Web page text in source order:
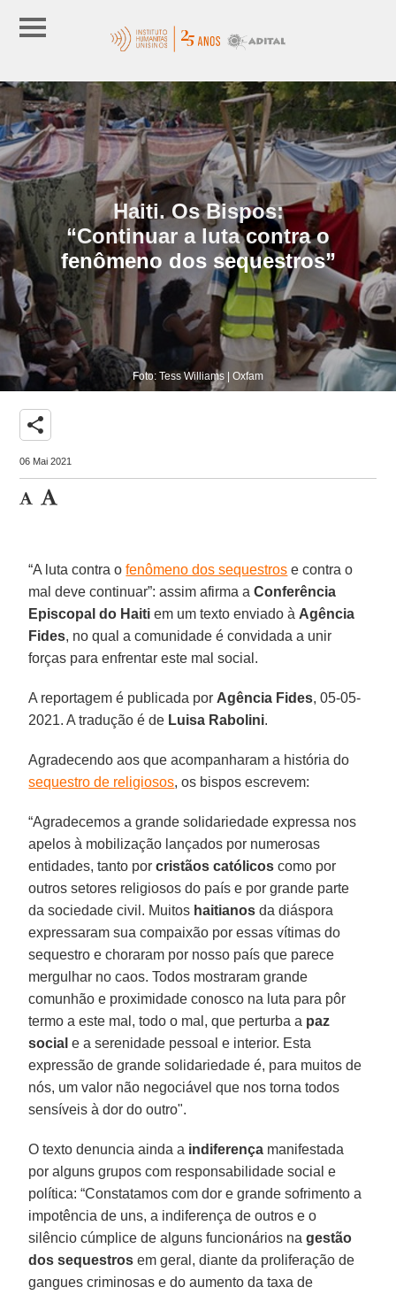
Haiti. Os Bispos:
“Continuar a luta contra o
fenômeno dos sequestros”
Foto: Tess Williams | Oxfam
share
06 Mai 2021
“A luta contra ofenômeno dos sequestros e contra o
mal deve continuar”: assim afirma aConferência
Episcopal do Haiti em um texto enviado à Agência
Fides, no qual a comunidade é convidada a unir
forças para enfrentar este mal social.
A reportagem é publicada por Agência Fides, 05-05-
2021. A tradução é de Luisa Rabolini.
Agradecendo aos que acompanharam a história do
sequestro de religiosos, os bispos escrevem:
“Agradecemos a grande solidariedade expressa nos
apelos à mobilização lançados por numerosas
entidades, tanto porcristãos católicos como por
outros setores religiosos do país e por grande parte
da sociedade civil. Muitos haitianos da diáspora
expressaram sua compaixão por essas vítimas do
sequestro e choraram por nosso país que parece
mergulhar no caos. Todos mostraram grande
comunhão e proximidade conosco na luta para pôr
termo a este mal, todo o mal, que perturba a paz
social e a serenidade pessoal e interior. Esta
expressão de grande solidariedade é, para muitos de
nós, um valor não negociável que nos torna todos
sensíveis à dor do outro".
O texto denuncia ainda a indiferença manifestada
por alguns grupos com responsabilidade social e
política: “Constatamos com dor e grande sofrimento a
impotência de uns, a indiferença de outros e o
silêncio cúmplice de alguns funcionários nagestão
dos sequestros em geral, diante da proliferação de
gangues criminosas e do aumento da taxa de